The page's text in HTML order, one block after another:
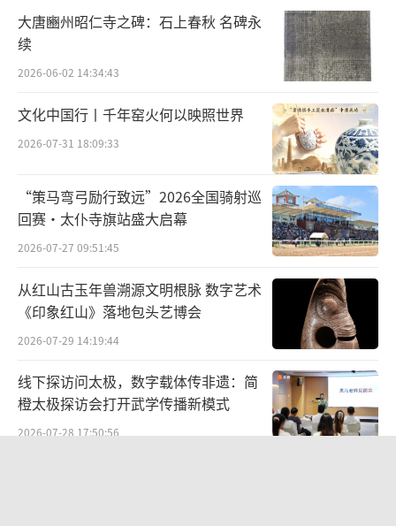
析框架，将长江文明提升到人类文明新形态的
美学高度。
它不只是一本展示中华文明标识体系的
《文明》特刊，更是一部以长江为经、以文明
为纬的人类文明发展的鸿篇巨制。全刊第一次
对从长江空间母体到长江所承载的人类文明精
神光谱进行全息解码；这也是《文明》杂志自2
024年10月开设“文明标识”专栏、传播推
本中华文明标识体系国际传播系列特刊。
大唐豳州昭仁寺之碑：石上春秋 名碑永
续
2026-06-02 14:34:43
文化中国行丨千年窑火何以映照世界
2026-07-31 18:09:33
“策马弯弓励行致远”2026全国骑射巡
回赛·太仆寺旗站盛大启幕
2026-07-27 09:51:45
从红山古玉年兽溯源文明根脉 数字艺术
《印象红山》落地包头艺博会
2026-07-29 14:19:44
线下探访问太极，数字载体传非遗：简
橙太极探访会打开武学传播新模式
2026-07-28 17:50:56